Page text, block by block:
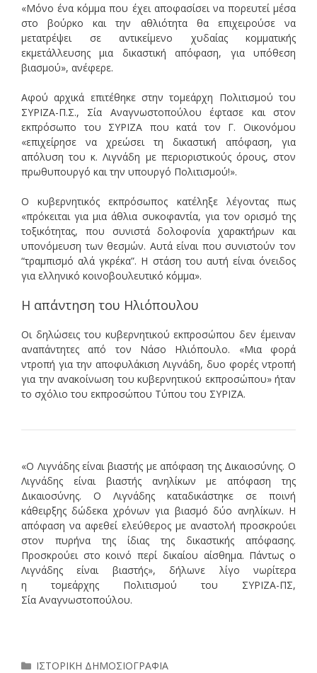
«Μόνο ένα κόμμα που έχει αποφασίσει να πορευτεί μέσα
στο βούρκο και την αθλιότητα θα επιχειρούσε να
μετατρέψει σε αντικείμενο χυδαίας κομματικής
εκμετάλλευσης μια δικαστική απόφαση, για υπόθεση
βιασμού», ανέφερε.
Αφού αρχικά επιτέθηκε στην τομεάρχη Πολιτισμού του
ΣΥΡΙΖΑ-Π.Σ., Σία Αναγνωστοπούλου έφτασε και στον
εκπρόσωπο του ΣΥΡΙΖΑ που κατά τον Γ. Οικονόμου
«επιχείρησε να χρεώσει τη δικαστική απόφαση, για
απόλυση του κ. Λιγνάδη με περιοριστικούς όρους, στον
πρωθυπουργό και την υπουργό Πολιτισμού!».
Ο κυβερνητικός εκπρόσωπος κατέληξε λέγοντας πως
«πρόκειται για μια άθλια συκοφαντία, για τον ορισμό της
τοξικότητας, που συνιστά δολοφονία χαρακτήρων και
υπονόμευση των θεσμών. Αυτά είναι που συνιστούν τον
“τραμπισμό αλά γκρέκα”. Η στάση του αυτή είναι όνειδος
για ελληνικό κοινοβουλευτικό κόμμα».
Η απάντηση του Ηλιόπουλου
Οι δηλώσεις του κυβερνητικού εκπροσώπου δεν έμειναν
αναπάντητες από τον Νάσο Ηλιόπουλο. «Μια φορά
ντροπή για την αποφυλάκιση Λιγνάδη, δυο φορές ντροπή
για την ανακοίνωση του κυβερνητικού εκπροσώπου» ήταν
το σχόλιο του εκπροσώπου Τύπου του ΣΥΡΙΖΑ.
«Ο Λιγνάδης είναι βιαστής με απόφαση της Δικαιοσύνης. Ο
Λιγνάδης είναι βιαστής ανηλίκων με απόφαση της
Δικαιοσύνης. Ο Λιγνάδης καταδικάστηκε σε ποινή
κάθειρξης δώδεκα χρόνων για βιασμό δύο ανηλίκων. Η
απόφαση να αφεθεί ελεύθερος με αναστολή προσκρούει
στον πυρήνα της ίδιας της δικαστικής απόφασης.
Προσκρούει στο κοινό περί δικαίου αίσθημα. Πάντως ο
Λιγνάδης είναι βιαστής», δήλωνε λίγο νωρίτερα
η τομεάρχης Πολιτισμού του ΣΥΡΙΖΑ-ΠΣ,
Σία Αναγνωστοπούλου. ​
Κατηγορίες
ΙΣΤΟΡΙΚΗ ΔΗΜΟΣΙΟΓΡΑΦΙΑ